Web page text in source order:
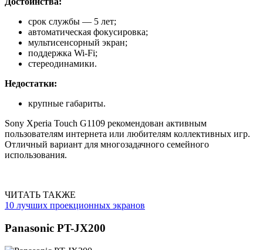
срок службы — 5 лет;
автоматическая фокусировка;
мультисенсорный экран;
поддержка Wi-Fi;
стереодинамики.
Недостатки:
крупные габариты.
Sony Xperia Touch G1109 рекомендован активным
пользователям интернета или любителям коллективных игр.
Отличный вариант для многозадачного семейного
использования.
ЧИТАТЬ ТАКЖЕ
10 лучших проекционных экранов
Panasonic PT-JX200